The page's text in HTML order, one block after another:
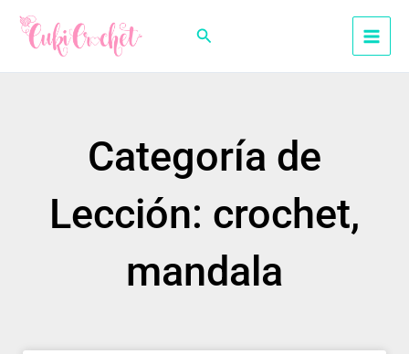
contenido
Buscar
Categoría de
Lección: crochet,
mandala